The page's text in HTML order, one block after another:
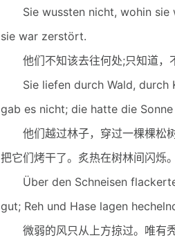
Sie wussten nicht, wohin sie
sie war zerstört.
他们不知该去往何处;只知道，
Sie liefen durch Wald, durch
gab es nicht; die hatte die
他们越过林子，穿过一棵棵松树
把它们烤干了。炙热在树林间闪烁。
Über den Schneisen flackerte
gut; Reh und Hase lagen
微弱的风只从上方掠过。唯有秃